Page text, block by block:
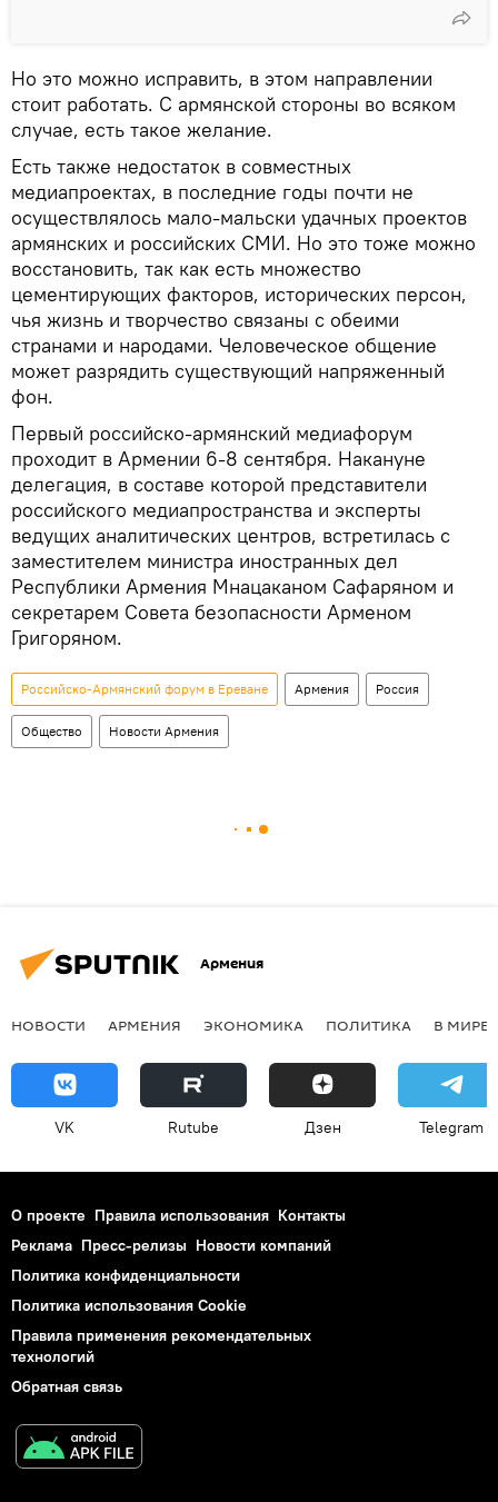
Но это можно исправить, в этом направлении
стоит работать. С армянской стороны во всяком
случае, есть такое желание.
Есть также недостаток в совместных
медиапроектах, в последние годы почти не
осуществлялось мало-мальски удачных проектов
армянских и российских СМИ. Но это тоже можно
восстановить, так как есть множество
цементирующих факторов, исторических персон,
чья жизнь и творчество связаны с обеими
странами и народами. Человеческое общение
может разрядить существующий напряженный
фон.
Первый российско-армянский медиафорум
проходит в Армении 6-8 сентября. Накануне
делегация, в составе которой представители
российского медиапространства и эксперты
ведущих аналитических центров, встретилась с
заместителем министра иностранных дел
Республики Армения Мнацаканом Сафаряном и
секретарем Совета безопасности Арменом
Григоряном.
Российско-Армянский форум в Ереване Армения Россия
Общество Новости Армения
Армения
НОВОСТИ АРМЕНИЯ ЭКОНОМИКА ПОЛИТИКА В МИРЕ
VK Rutube Дзен Telegram
О проекте Правила использования Контакты
Реклама Пресс-релизы Новости компаний
Политика конфиденциальности
Политика использования Cookie
Правила применения рекомендательных
технологий
Обратная связь